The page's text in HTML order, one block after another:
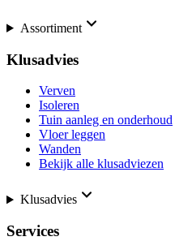
Assortiment
Klusadvies
Verven
Isoleren
Tuin aanleg en onderhoud
Vloer leggen
Wanden
Bekijk alle klusadviezen
Klusadvies
Services